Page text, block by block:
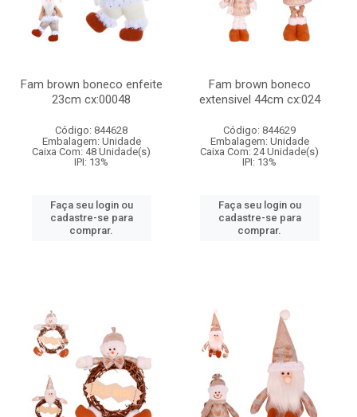
Fam brown boneco enfeite
23cm cx:00048
Código: 844628
Embalagem: Unidade
Caixa Com: 48 Unidade(s)
IPI: 13%
Faça seu login ou
cadastre-se para
comprar.
Fam brown boneco
extensivel 44cm cx:024
Código: 844629
Embalagem: Unidade
Caixa Com: 24 Unidade(s)
IPI: 13%
Faça seu login ou
cadastre-se para
comprar.